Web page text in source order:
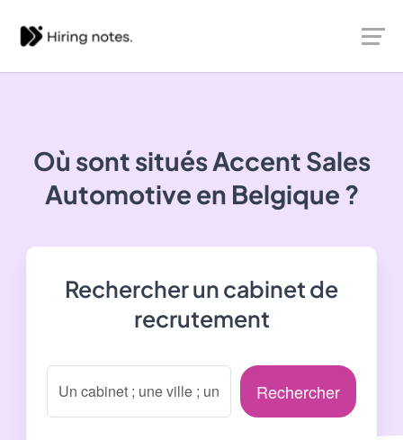
Où sont situésAccent Sales
Automotive en Belgique ?
Rechercher un cabinet de
recrutement
Rechercher